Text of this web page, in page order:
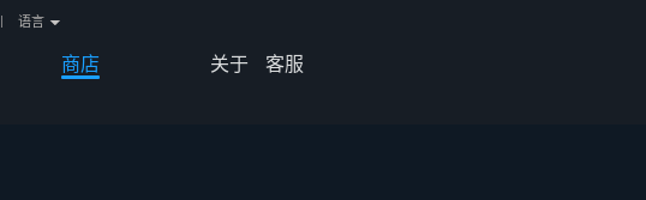
商店 关于 客服
语言